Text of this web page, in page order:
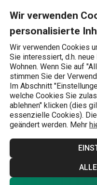
Wir verwenden
personalisierte
Wir verwenden Cookies
Sie interessiert, d.h.
Wohnen. Wenn Sie auf
stimmen Sie der
Im Abschnitt
welche Cookies Sie
ablehnen" klicken (dies
essenzielle Cookies).
geändert werden. Mehr
Wonach suchen Sie?
Themenwelten
Garten
Themenwelten 4.3.2025